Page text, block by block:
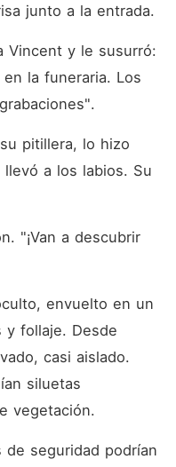
junto a la entrada.
Vincent y le susurró:
la funeraria. Los
pitillera, lo hizo
a los labios. Su
"¡Van a descubrir
envuelto en un
y follaje. Desde
casi aislado.
siluetas
vegetación.
de seguridad podrían